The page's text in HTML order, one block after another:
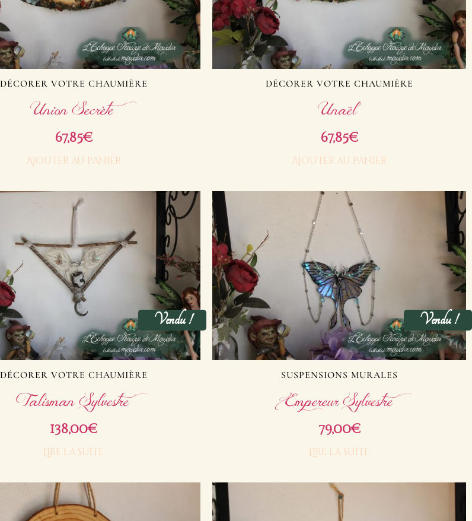
DÉCORER VOTRE CHAUMIÈRE
Union Secrète
67,85€
Ajouter au panier
DÉCORER VOTRE CHAUMIÈRE
Unaël
67,85€
Ajouter au panier
Vendu !
DÉCORER VOTRE CHAUMIÈRE
Talisman Sylvestre
138,00€
Lire la suite
Vendu !
SUSPENSIONS MURALES
Empereur Sylvestre
79,00€
Lire la suite